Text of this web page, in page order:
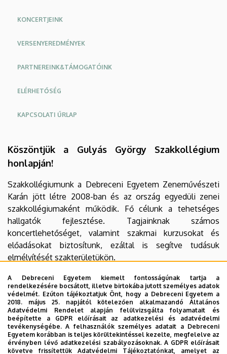
KONCERTJEINK
VERSENYEREDMÉNYEK
PARTNEREINK&TÁMOGATÓINK
ELÉRHETŐSÉG
KAPCSOLATI ŰRLAP
Köszöntjük a Gulyás György Szakkollégium
honlapján!
Szakkollégiumunk a Debreceni Egyetem Zeneművészeti
Karán jött létre 2008-ban és az ország egyedüli zenei
szakkollégiumaként működik. Fő célunk a tehetséges
hallgatók fejlesztése. Tagjainknak számos
koncertlehetőséget, valamint szakmai kurzusokat és
előadásokat biztosítunk, ezáltal is segítve tudásuk
elmélyítését szakterületükön.
A szakmai fejlődés mellett a közösségformálás is célunk,
ezért a tanév során egy hétvégét közösen töltünk el,
valamint a szakkollégiumi napokat is közös együttléttel
zárjuk. Minden félév elején szervezünk egy összejövetelt,
melyen megismerjük új szakkollégistáinkat, átbeszéljük a
félévre tervezett programokat.
A Debreceni Egyetem kiemelt fontosságúnak tartja a
rendelkezésére bocsátott, illetve birtokába jutott személyes adatok
védelmét. Ezúton tájékoztatjuk Önt, hogy a Debreceni Egyetem a
2018. május 25. napjától kötelezően alkalmazandó Általános
Adatvédelmi Rendelet alapján felülvizsgálta folyamatait és
beépítette a GDPR előírásait az adatkezelési és adatvédelmi
tevékenységébe. A felhasználók személyes adatait a Debreceni
Egyetem korábban is teljes körültekintéssel kezelte, megfelelve az
érvényben lévő adatkezelési szabályozásoknak. A GDPR előírásait
követve frissítettük Adatvédelmi Tájékoztatónkat, amelyet az